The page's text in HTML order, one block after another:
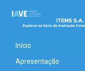
Início
Apresentação